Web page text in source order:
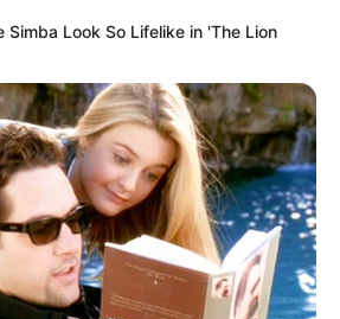
Look So Lifelike in 'The Lion